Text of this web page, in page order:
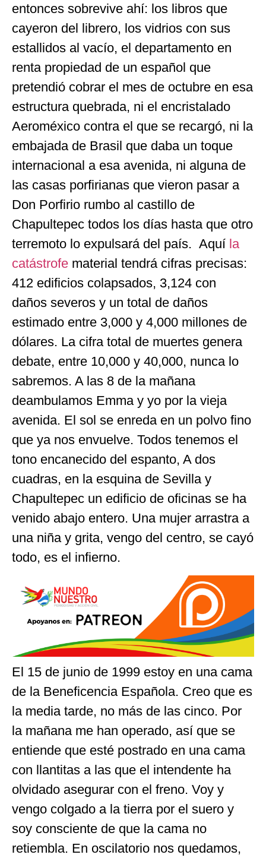
entonces sobrevive ahí: los libros que
cayeron del librero, los vidrios con sus
estallidos al vacío, el departamento en
renta propiedad de un español que
pretendió cobrar el mes de octubre en esa
estructura quebrada, ni el encristalado
Aeroméxico contra el que se recargó, ni la
embajada de Brasil que daba un toque
internacional a esa avenida, ni alguna de
las casas porfirianas que vieron pasar a
Don Porfirio rumbo al castillo de
Chapultepec todos los días hasta que otro
terremoto lo expulsará del país. Aquí la
catástrofe material tendrá cifras precisas:
412 edificios colapsados, 3,124 con
daños severos y un total de daños
estimado entre 3,000 y 4,000 millones de
dólares. La cifra total de muertes genera
debate, entre 10,000 y 40,000, nunca lo
sabremos. A las 8 de la mañana
deambulamos Emma y yo por la vieja
avenida. El sol se enreda en un polvo fino
que ya nos envuelve. Todos tenemos el
tono encanecido del espanto, A dos
cuadras, en la esquina de Sevilla y
Chapultepec un edificio de oficinas se ha
venido abajo entero. Una mujer arrastra a
una niña y grita, vengo del centro, se cayó
todo, es el infierno.
El 15 de junio de 1999 estoy en una cama
de la Beneficencia Española. Creo que es
la media tarde, no más de las cinco. Por
la mañana me han operado, así que se
entiende que esté postrado en una cama
con llantitas a las que el intendente ha
olvidado asegurar con el freno. Voy y
vengo colgado a la tierra por el suero y
soy consciente de que la cama no
retiembla. En oscilatorio nos quedamos,